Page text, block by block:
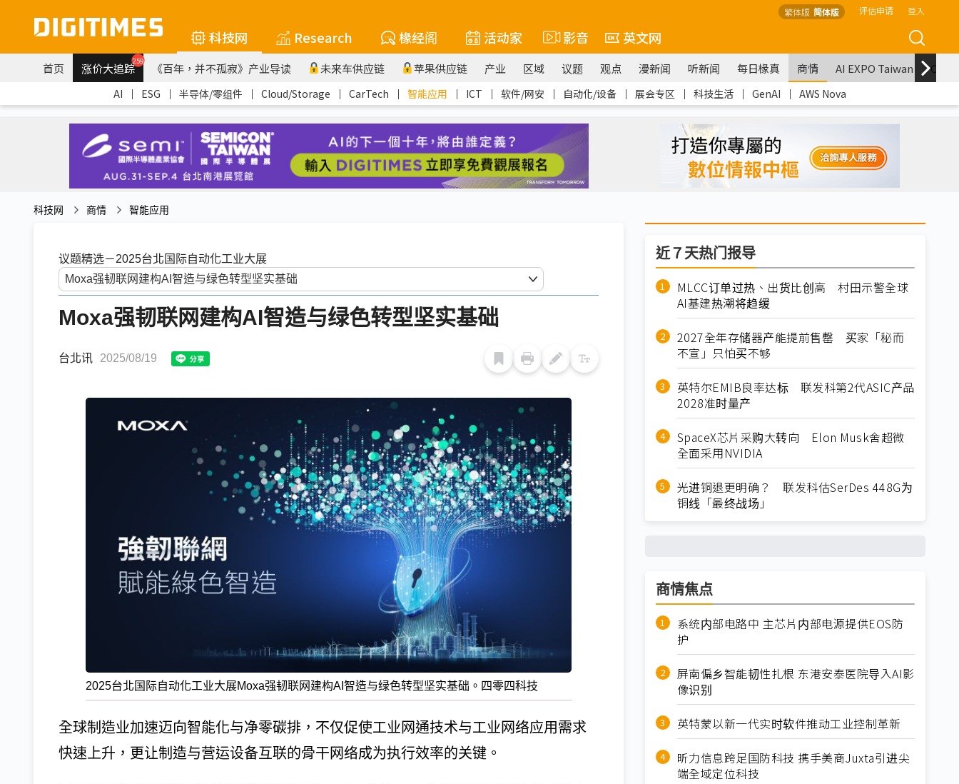
繁体版 简体版 评估申请 登入
科技网 Research 椽经阁 活动家 影音 英文网
首页 涨价大追踪259 《百年，并不孤寂》产业导读 未来车供应链 苹果供应链 产业 区域 议题 观点 漫新闻 听新闻 每日椽真 商情 AI EXPO Taiwan
AI ｜ ESG ｜ 半导体/零组件 ｜ Cloud/Storage ｜ CarTech ｜ 智能应用 ｜ ICT ｜ 软件/网安 ｜ 自动化/设备 ｜ 展会专区 ｜ 科技生活 ｜ GenAI ｜ AWS Nova
科技网 商情 智能应用
议题精选－2025台北国际自动化工业大展
Moxa强韧联网建构AI智造与绿色转型坚实基础
台北讯 2025/08/19
2025台北国际自动化工业大展Moxa强韧联网建构AI智造与绿色转型坚实基础。四零四科技
全球制造业加速迈向智能化与净零碳排，不仅促使工业网通技术与工业网络应用需求
快速上升，更让制造与营运设备互联的骨干网络成为执行效率的关键。
近７天热门报导
MLCC订单过热、出货比创高 村田示警全球
AI基建热潮将趋缓
2027全年存储器产能提前售罄 买家「秘而
不宣」只怕买不够
英特尔EMIB良率达标 联发科第2代ASIC产品
2028准时量产
SpaceX芯片采购大转向 Elon Musk舍超微
全面采用NVIDIA
光进铜退更明确？ 联发科估SerDes 448G为
铜线「最终战场」
商情焦点
系统内部电路中 主芯片内部电源提供EOS防
护
屏南偏乡智能韧性扎根 东港安泰医院导入AI影
像识别
英特蒙以新一代实时软件推动工业控制革新
昕力信息跨足国防科技 携手美商Juxta引进尖
端全域定位科技